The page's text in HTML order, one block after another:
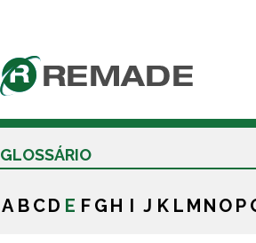
GLOSSÁRIO
A B CD E F G H I J K L M N O P